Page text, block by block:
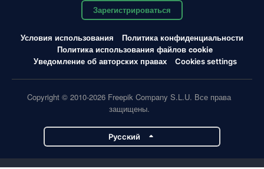
Зарегистрироваться
Условия использования
Политика конфиденциальности
Политика использования файлов cookie
Уведомление об авторских правах
Cookies settings
Copyright © 2010-2026 Freepik Company S.L.U. Все права
защищены.
Pусский